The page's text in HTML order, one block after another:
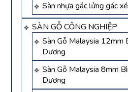
Sàn nhựa gác lửng gác
SÀN GỖ CÔNG NGHIỆP
Sàn Gỗ Malaysia 12mm
Dương
Sàn Gỗ Malaysia 8mm
Dương